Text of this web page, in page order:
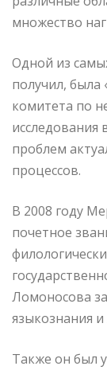
множество
Одной из
получил,
комитета по
исследования
проблем
процессов.
В 2008 году
почетное
Ломоносова
языкознания и
Также он был